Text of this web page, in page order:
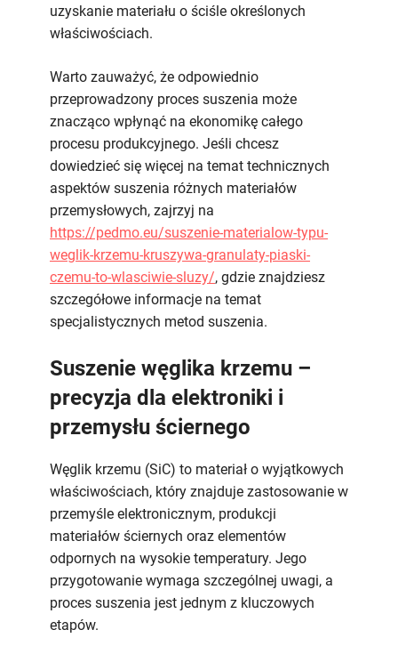
uzyskanie materiału o ściśle określonych
właściwościach.
Warto zauważyć, że odpowiednio
przeprowadzony proces suszenia może
znacząco wpłynąć na ekonomikę całego
procesu produkcyjnego. Jeśli chcesz
dowiedzieć się więcej na temat technicznych
aspektów suszenia różnych materiałów
przemysłowych, zajrzyj na
https://pedmo.eu/suszenie-materialow-typu-
weglik-krzemu-kruszywa-granulaty-piaski-
czemu-to-wlasciwie-sluzy/, gdzie znajdziesz
szczegółowe informacje na temat
specjalistycznych metod suszenia.
Suszenie węglika krzemu –
precyzja dla elektroniki i
przemysłu ściernego
Węglik krzemu (SiC) to materiał o wyjątkowych
właściwościach, który znajduje zastosowanie w
przemyśle elektronicznym, produkcji
materiałów ściernych oraz elementów
odpornych na wysokie temperatury. Jego
przygotowanie wymaga szczególnej uwagi, a
proces suszenia jest jednym z kluczowych
etapów.